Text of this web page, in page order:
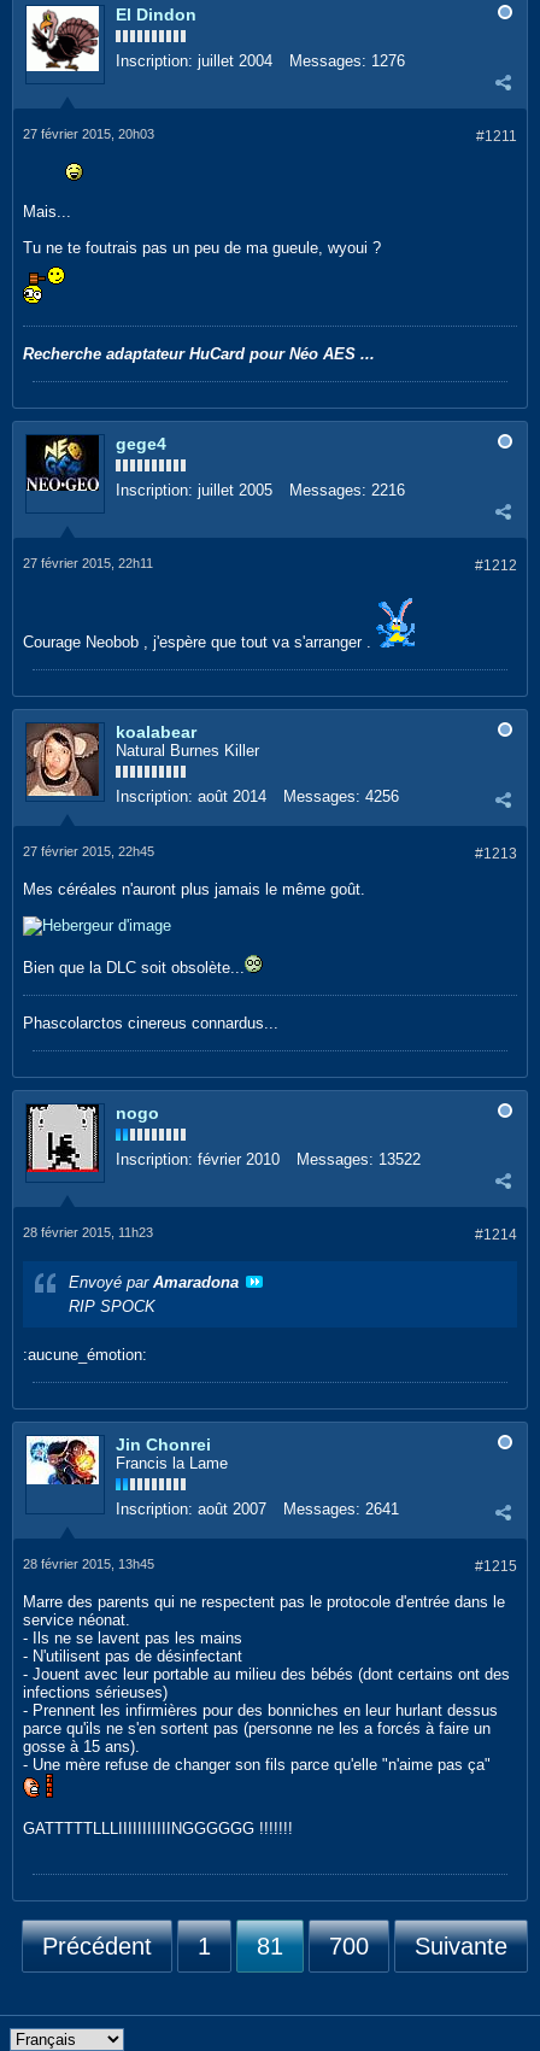
El Dindon
Inscription: juillet 2004 Messages: 1276
#1211
27 février 2015, 20h03
Mais...
Tu ne te foutrais pas un peu de ma gueule, wyoui ?
Recherche adaptateur HuCard pour Néo AES ...
gege4
Inscription: juillet 2005 Messages: 2216
#1212
27 février 2015, 22h11
Courage Neobob , j'espère que tout va s'arranger .
koalabear
Natural Burnes Killer
Inscription: août 2014 Messages: 4256
#1213
27 février 2015, 22h45
Mes céréales n'auront plus jamais le même goût.
Bien que la DLC soit obsolète...
Phascolarctos cinereus connardus...
nogo
Inscription: février 2010 Messages: 13522
#1214
28 février 2015, 11h23
Envoyé par Amaradona
RIP SPOCK
:aucune_émotion:
Jin Chonrei
Francis la Lame
Inscription: août 2007 Messages: 2641
#1215
28 février 2015, 13h45
Marre des parents qui ne respectent pas le protocole d'entrée dans le
service néonat.
- Ils ne se lavent pas les mains
- N'utilisent pas de désinfectant
- Jouent avec leur portable au milieu des bébés (dont certains ont des
infections sérieuses)
- Prennent les infirmières pour des bonniches en leur hurlant dessus
parce qu'ils ne s'en sortent pas (personne ne les a forcés à faire un
gosse à 15 ans).
- Une mère refuse de changer son fils parce qu'elle "n'aime pas ça"
GATTTTTLLLIIIIIIIIIIINGGGGGG !!!!!!!
Précédent 1 81 700 Suivante